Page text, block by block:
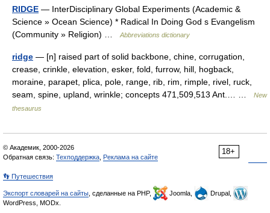
RIDGE — InterDisciplinary Global Experiments (Academic &
Science » Ocean Science) * Radical In Doing God s Evangelism
(Community » Religion) …
Abbreviations dictionary
ridge — [n] raised part of solid backbone, chine, corrugation,
crease, crinkle, elevation, esker, fold, furrow, hill, hogback,
moraine, parapet, plica, pole, range, rib, rim, rimple, rivel, ruck,
seam, spine, upland, wrinkle; concepts 471,509,513 Ant.… …
New
thesaurus
18+
© Академик, 2000-2026
Обратная связь: Техподдержка Реклама на сайте
👣 Путешествия
Экспорт словарей на сайты , сделанные на PHP, Joomla,
Drupal,
WordPress, MODx.